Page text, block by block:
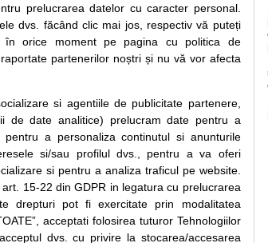
medicilor, sfaturile si orice alte informatii despre sanatate
in urma investigatiilor si analizelor medicale. Va
pentru programare in sistemul de programari la medic
Termeni si conditii
Politica de
confidentialitate
Politica de cookie
Modifica Setarile Cookie
Drepturile
Protectia
ANPC
Solutionarea
Litigiilor
Info consumator:
Formulare europene
Ministerul Sanatatii -
prelucrarea datelor cu caracter personal.
dvs. făcând clic mai jos, respectiv vă puteți
în orice moment pe pagina cu politica de
partenerilor noștri și nu vă vor afecta
si agentiile de publicitate partenere,
de date analitice) prelucram date pentru a
pentru a personaliza continutul si anunturile
si/sau profilul dvs., pentru a va oferi
si pentru a analiza traficul pe website.
15-22 din GDPR in legatura cu prelucrarea
drepturi pot fi exercitate prin modalitatea
acceptati folosirea tuturor Tehnologiilor
dvs. cu privire la stocarea/accesarea